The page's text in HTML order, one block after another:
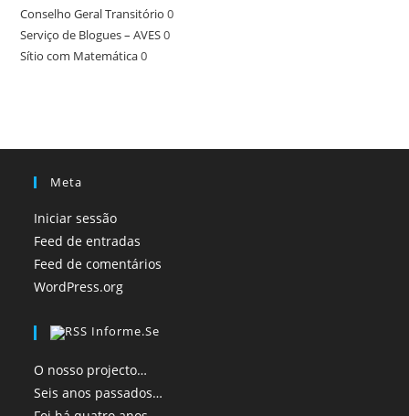
Conselho Geral Transitório 0
Serviço de Blogues – AVES0
Sítio com Matemática0
Meta
Iniciar sessão
Feed de entradas
Feed de comentários
WordPress.org
Informe.se
O nosso projecto…
Seis anos passados…